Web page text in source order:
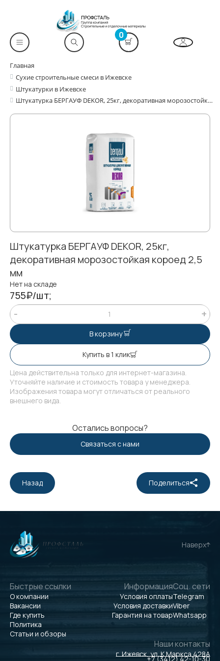
0
Главная
Сухие строительные смеси в Ижевске
Штукатурки в Ижевске
Штукатурка БЕРГАУФ DEKOR, 25кг, декоративная морозостойкая короед 2,5 мм
Штукатурка БЕРГАУФ DEKOR, 25кг,
декоративная морозостойкая короед 2,5
мм
Нет на складе
755₽/шт;
В корзину
Купить в 1 клик
Цена действительна только для интернет-магазина.
Уточняйте наличие и стоимость товара у менеджера.
Изображения товара могут отличаться от реального
внешнего вида.
Остались вопросы?
Связаться с нами
Назад Поделиться
Наверх
Быстрые ссылки
О компании
Вакансии
Где купить
Политика
Статьи и обзоры
Информация
Условия оплаты
Условия доставки
Гарантия на товар
Соц. сети
Telegram
Viber
Whatsapp
Наши контакты
г. Ижевск, ул. К.Маркса 428А
+7 (3412) 42-10-30